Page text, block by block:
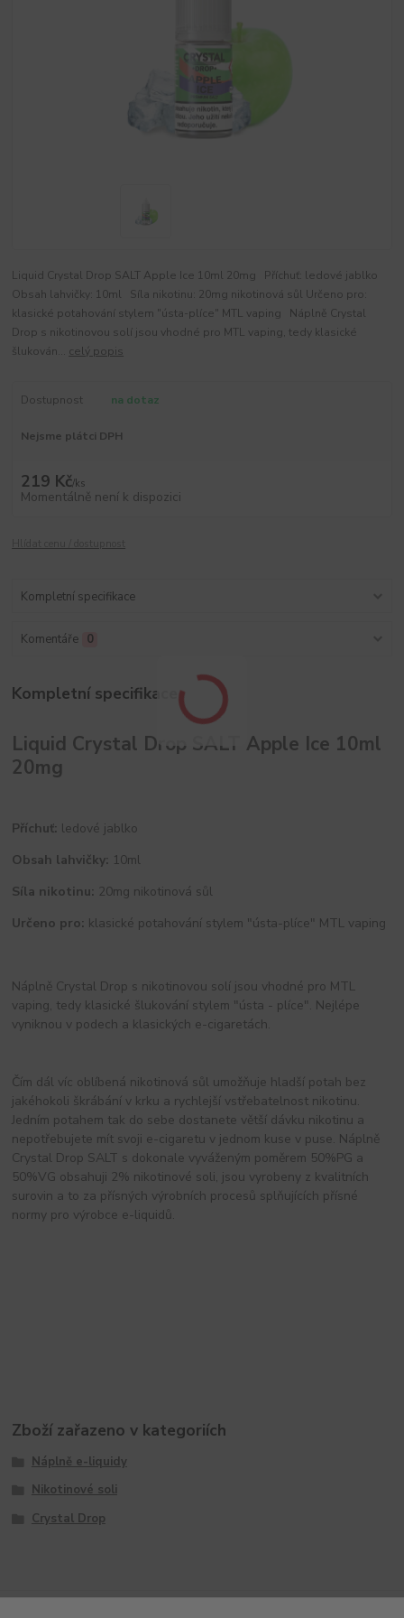
Liquid Crystal Drop SALT Apple Ice 10ml 20mg Příchuť: ledové jablko
Obsah lahvičky: 10ml Síla nikotinu: 20mg nikotinová sůl Určeno pro:
klasické potahování stylem "ústa-plíce" MTL vaping Náplně Crystal
Drop s nikotinovou solí jsou vhodné pro MTL vaping, tedy klasické
šlukován... celý popis
Dostupnost na dotaz
Nejsme plátci DPH
219 Kč/ks
Momentálně není k dispozici
Kompletní specifikace
Komentáře 0
Kompletní specifikace
Liquid Crystal Drop SALT Apple Ice 10ml
20mg
Příchuť: ledové jablko
Obsah lahvičky: 10ml
Síla nikotinu: 20mg nikotinová sůl
Určeno pro: klasické potahování stylem "ústa-plíce" MTL vaping
Náplně Crystal Drop s nikotinovou solí jsou vhodné pro MTL
vaping, tedy klasické šlukování stylem "ústa - plíce". Nejlépe
vyniknou v podech a klasických e-cigaretách.
Čím dál víc oblíbená nikotinová sůl umožňuje hladší potah bez
jakéhokoli škrábání v krku a rychlejší vstřebatelnost nikotinu.
Jedním potahem tak do sebe dostanete větší dávku nikotinu a
nepotřebujete mít svoji e-cigaretu v jednom kuse v puse. Náplně
Crystal Drop SALT s dokonale vyváženým poměrem 50%PG a
50%VG obsahuji 2% nikotinové soli, jsou vyrobeny z kvalitních
surovin a to za přísných výrobních procesů splňujících přísné
normy pro výrobce e-liquidů.
Zboží zařazeno v kategoriích
Náplně e-liquidy
Nikotinové soli
Crystal Drop